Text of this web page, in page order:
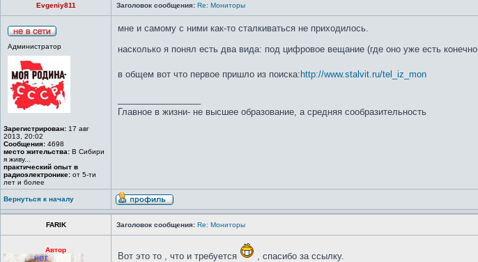
Evgeniy811 Заголовок сообщения: Re: Мониторы
Администратор
Зарегистрирован: 17 авг
2013, 20:02
Сообщения: 4698
место жительства: В Сибири
я живу...
практический опыт в
радиоэлектронике: от 5-ти
лет и более
мне и самому с ними как-то сталкиваться не приходилось.
насколько я понял есть два вида: под цифровое вещание (где оно уже есть конечно
в общем вот что первое пришло из поиска: http://www.stalvit.ru/tel_iz_mon
Главное в жизни- не высшее образование, а средняя сообразительность
Вернуться к началу
FARIK Заголовок сообщения: Re: Мониторы
Автор
Вот это то , что и требуется , спасибо за ссылку.